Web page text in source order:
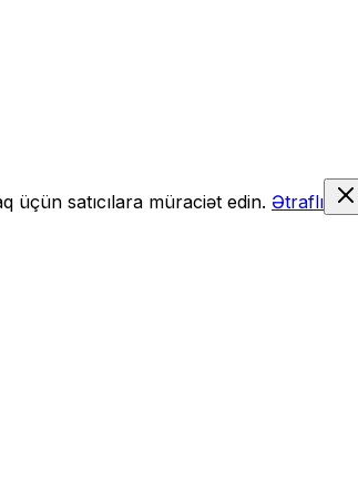
üçün satıcılara müraciət edin. Ətraflı